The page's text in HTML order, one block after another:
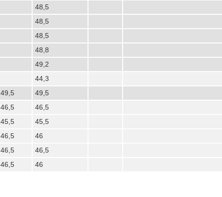
48,5
48,5
48,5
48,8
49,2
44,3
49,5 49,5
46,5
46,5
45,5
45,5
46,5
46
46,5
46,5
46,5 46